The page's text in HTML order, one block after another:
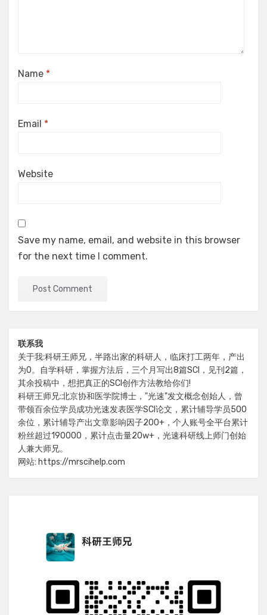
Name *
Email *
Website
Save my name, email, and website in this browser
for the next time I comment.
联系我
关于我:科研王师兄，半路出家的科研人，临床打工两年，产出
为0。自学科研，掌握方法后，三个月写出8篇SCI，见刊2篇，
其余投稿中，想把真正的SCI创作方法教给你们!
科研王师兄:北京协和医学院博士，"光速"发文概念创始人，曾
带领百余位学员成功光速发表医学SCI论文，累计辅导学员500
余位，累计辅导产出文章影响因子200+，个人账号全平台累计
粉丝超过190000，累计点击量20w+，光速科研线上师门创始
人兼大师兄。
网站: https://mrscihelp.com